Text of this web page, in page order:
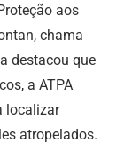
aos
chama
destacou que
a ATPA
localizar
atropelados.